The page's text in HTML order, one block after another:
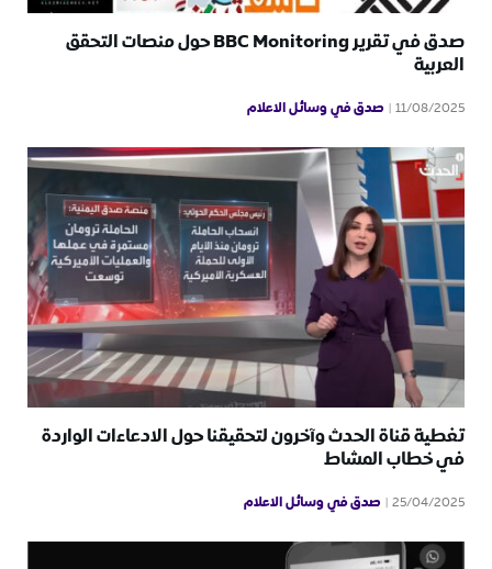
صدق في تقرير BBC Monitoring حول منصات التحقق
العربية
11/08/2025 صدق في وسائل الاعلام
تغطية قناة الحدث وآخرون لتحقيقنا حول الادعاءات الواردة
في خطاب المشاط
25/04/2025 صدق في وسائل الاعلام